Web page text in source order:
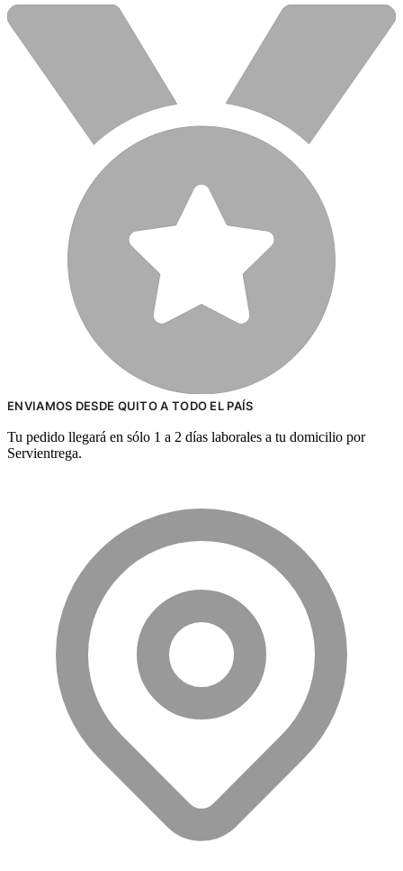
ENVIAMOS DESDE QUITO A TODO EL PAÍS
Tu pedido llegará en sólo 1 a 2 días laborales a tu domicilio por
Servientrega.